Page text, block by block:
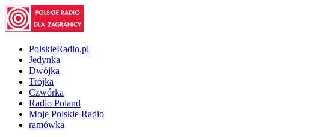
PolskieRadio.pl
Jedynka
Dwójka
Trójka
Czwórka
Radio Poland
Moje Polskie Radio
ramówka